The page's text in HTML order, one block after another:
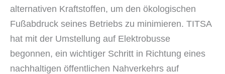
alternativen Kraftstoffen, um den ökologischen
Fußabdruck seines Betriebs zu minimieren. TITSA
hat mit der Umstellung auf Elektrobusse
begonnen, ein wichtiger Schritt in Richtung eines
nachhaltigen öffentlichen Nahverkehrs auf